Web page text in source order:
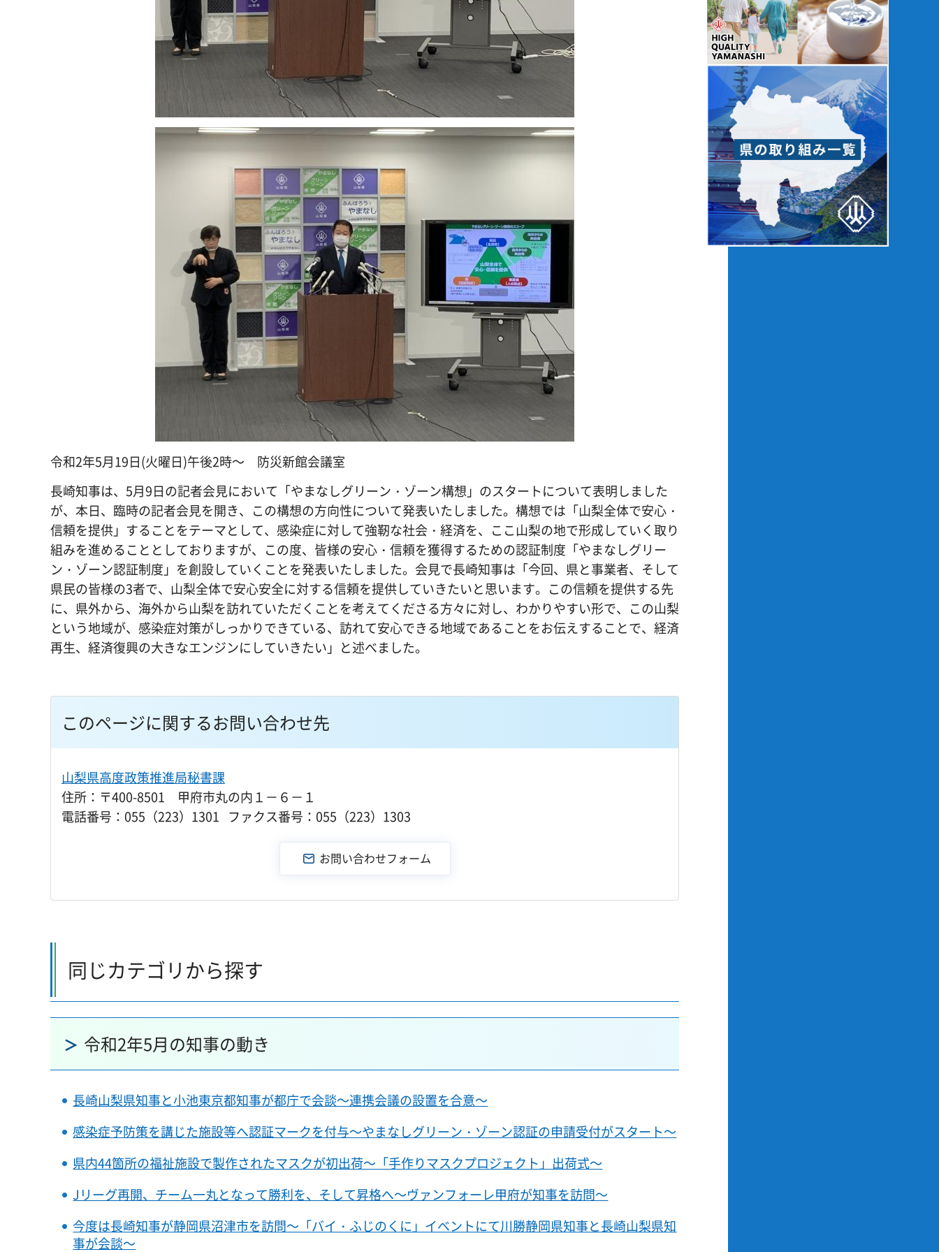
令和2年5月19日(火曜日)午後2時～ 防災新館会議室
長崎知事は、5月9日の記者会見において「やまなしグリーン・ゾーン構想」のスタートについて表明しました
が、本日、臨時の記者会見を開き、この構想の方向性について発表いたしました。構想では「山梨全体で安心・
信頼を提供」することをテーマとして、感染症に対して強靭な社会・経済を、ここ山梨の地で形成していく取り
組みを進めることとしておりますが、この度、皆様の安心・信頼を獲得するための認証制度「やまなしグリー
ン・ゾーン認証制度」を創設していくことを発表いたしました。会見で長崎知事は「今回、県と事業者、そして
県民の皆様の3者で、山梨全体で安心安全に対する信頼を提供していきたいと思います。この信頼を提供する先
に、県外から、海外から山梨を訪れていただくことを考えてくださる方々に対し、わかりやすい形で、この山梨
という地域が、感染症対策がしっかりできている、訪れて安心できる地域であることをお伝えすることで、経済
再生、経済復興の大きなエンジンにしていきたい」と述べました。
このページに関するお問い合わせ先
山梨県高度政策推進局秘書課
住所：〒400-8501 甲府市丸の内１－６－１
電話番号：055（223）1301 ファクス番号：055（223）1303
同じカテゴリから探す
令和2年5月の知事の動き
長崎山梨県知事と小池東京都知事が都庁で会談～連携会議の設置を合意～
感染症予防策を講じた施設等へ認証マークを付与～やまなしグリーン・ゾーン認証の申請受付がスタート～
県内44箇所の福祉施設で製作されたマスクが初出荷～「手作りマスクプロジェクト」出荷式～
Jリーグ再開、チーム一丸となって勝利を、そして昇格へ～ヴァンフォーレ甲府が知事を訪問～
今度は長崎知事が静岡県沼津市を訪問～「バイ・ふじのくに」イベントにて川勝静岡県知事と長崎山梨県知
事が会談～